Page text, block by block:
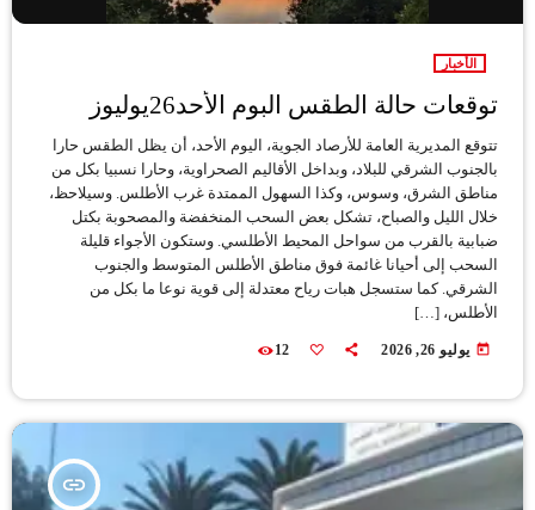
الأخبار
توقعات حالة الطقس البوم الأحد26يوليوز
تتوقع المديرية العامة للأرصاد الجوية، اليوم الأحد، أن يظل الطقس حارا
بالجنوب الشرقي للبلاد، وبداخل الأقاليم الصحراوية، وحارا نسبيا بكل من
مناطق الشرق، وسوس، وكذا السهول الممتدة غرب الأطلس. وسيلاحظ،
خلال الليل والصباح، تشكل بعض السحب المنخفضة والمصحوبة بكتل
ضبابية بالقرب من سواحل المحيط الأطلسي. وستكون الأجواء قليلة
السحب إلى أحيانا غائمة فوق مناطق الأطلس المتوسط والجنوب
الشرقي. كما ستسجل هبات رياح معتدلة إلى قوية نوعا ما بكل من
الأطلس، […]
today يوليو 26, 2026 12
insert_link